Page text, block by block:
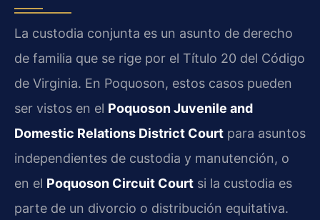
La custodia conjunta es un asunto de derecho
de familia que se rige por el Título 20 del Código
de Virginia. En Poquoson, estos casos pueden
ser vistos en el Poquoson Juvenile and
Domestic Relations District Court para asuntos
independientes de custodia y manutención, o
en el Poquoson Circuit Court si la custodia es
parte de un divorcio o distribución equitativa.